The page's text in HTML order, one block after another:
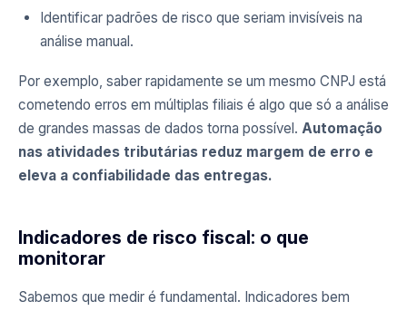
Identificar padrões de risco que seriam invisíveis na
análise manual.
Por exemplo, saber rapidamente se um mesmo CNPJ está
cometendo erros em múltiplas filiais é algo que só a análise
de grandes massas de dados torna possível. Automação
nas atividades tributárias reduz margem de erro e
eleva a confiabilidade das entregas.
Indicadores de risco fiscal: o que
monitorar
Sabemos que medir é fundamental. Indicadores bem